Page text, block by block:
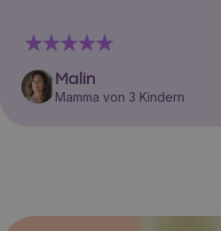
Malin
Mamma von 3 Kindern